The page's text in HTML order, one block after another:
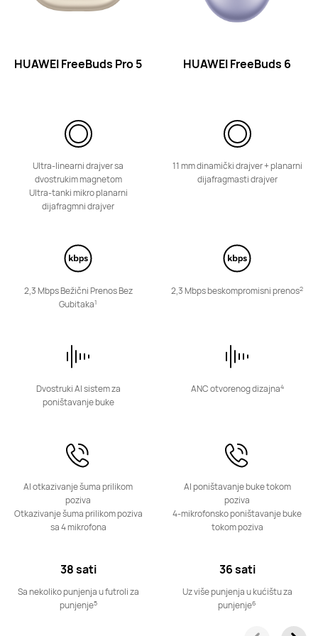
FreeArc serija
HUAWEI FreeArc
HUAWEI FreeBuds Pro 5
Ultra-linearni drajver sa
dvostrukim magnetom
Ultra-tanki mikro planarni
dijafragmni drajver
2,3 Mbps Bežični Prenos Bez
Gubitaka1
Dvostruki AI sistem za
poništavanje buke
AI otkazivanje šuma prilikom
poziva
Otkazivanje šuma prilikom poziva
sa 4 mikrofona
38 sati
Sa nekoliko punjenja u futroli za
punjenje5
HUAWEI FreeBuds 6
11 mm dinamički drajver + planarni
dijafragmasti drajver
2,3 Mbps beskompromisni prenos2
ANC otvorenog dizajna4
AI poništavanje buke tokom
poziva
4-mikrofonsko poništavanje buke
tokom poziva
36 sati
Uz više punjenja u kućištu za
punjenje6